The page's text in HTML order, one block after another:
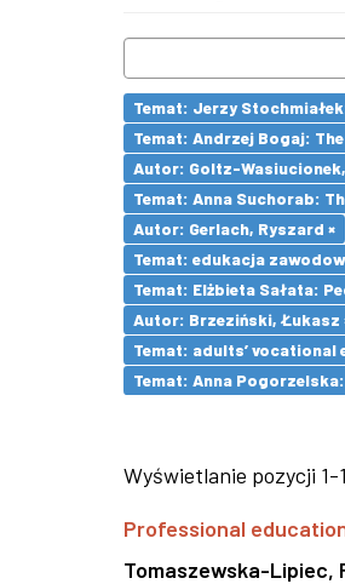
Temat: Jerzy
Temat: Andrzej Bogaj:
Autor: Goltz-
Temat: Anna Suchorab:
Autor: Gerlach, Ryszard ×
Temat: edukacja
Temat: Elżbieta Sałata:
Autor: Brzeziński, Łukasz
Temat: adults’ vocational
Temat: Anna
Wyświetlanie pozycji 1-
Professional
Tomaszewska-Lipiec,